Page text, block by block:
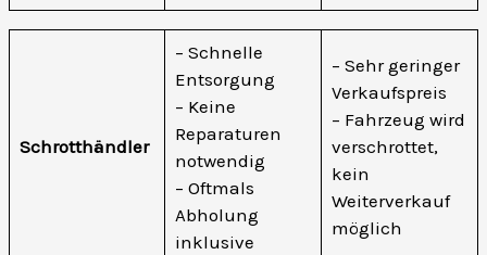
Schrotthändler
– Schnelle
Entsorgung
– Keine
Reparaturen
notwendig
– Oftmals
Abholung
inklusive
– Sehr geringer
Verkaufspreis
– Fahrzeug wird
verschrottet,
kein
Weiterverkauf
möglich